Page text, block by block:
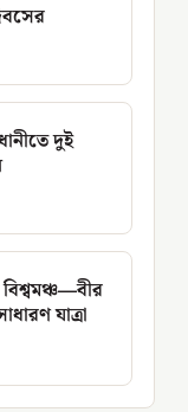
দুই
যাত্রা